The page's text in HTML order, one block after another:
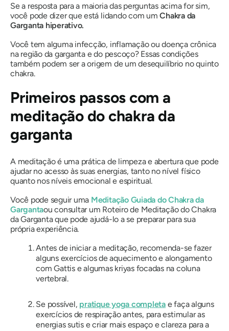
Se a resposta para a maioria das perguntas acima for sim,
você pode dizer que está lidando com umChakra da
Garganta hiperativo.
Você tem alguma infecção, inflamação ou doença crônica
na região da garganta e do pescoço? Essas condições
também podem ser a origem de um desequilíbrio no quinto
chakra.
Primeiros passos com a
meditação do chakra da
garganta
A meditação é uma prática de limpeza e abertura que pode
ajudar no acesso às suas energias, tanto no nível físico
quanto nos níveis emocional e espiritual.
Você pode seguir uma Meditação Guiada do Chakra da
Gargantaou consultar um Roteiro de Meditação do Chakra
da Garganta que pode ajudá-lo a se preparar para sua
própria experiência.
Antes de iniciar a meditação, recomenda-se fazer
alguns exercícios de aquecimento e alongamento
com Gattis e algumas kriyas focadas na coluna
vertebral.
Se possível, pratique yoga completa e faça alguns
exercícios de respiração antes, para estimular as
energias sutis e criar mais espaço e clareza para a